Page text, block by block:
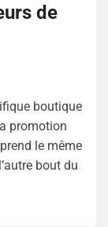
de
boutique
promotion
le même
bout du